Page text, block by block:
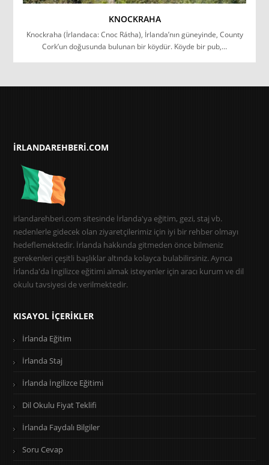
KNOCKRAHA
Knockraha (İrlandaca: Cnoc Rátha), İrlanda’nın güneyinde, County
Cork’un doğusunda bulunan bir köydür. Köyde bir pub,…
IRLANDAREHBERI.COM
irlandarehberi.com sitesinde İrlanda'ya eğitim, gezi, staj vb.
nedenlerle gidecek olan ziyaretçilerimiz için iyi bir rehber olmayı
hedeflemektedir. İrlanda hakkında gitmeden önce bilmeniz
gerekenleri çeşitli başlıklar altında kolayca bulabilirsiniz. Ayrıca
İrlanda'da İngilizce eğitimi almak isteyenler için aracı kurum ve dil
okulu tavsiyesi de verilmektedir.
KISAYOL İÇERIKLER
İrlanda Eğitim
İrlanda Staj
İrlanda İngilizce Eğitimi
Dil Okulu Fiyat Teklifi
İrlanda Faydalı Bilgiler
Soru Cevap